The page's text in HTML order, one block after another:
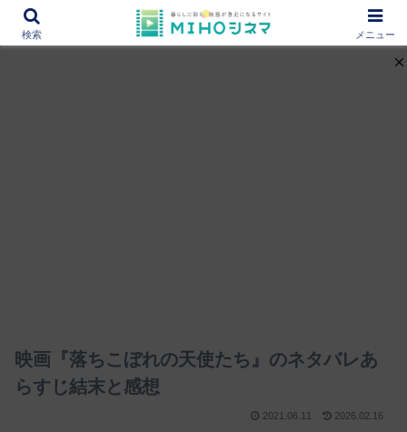
12000作品を紹介！あなたの映画図書館『MIHOシネマ』
映画『落ちこぼれの天使たち』のネタバレあ
らすじ結末と感想
2021.06.11 2026.02.16
検索 メニュー